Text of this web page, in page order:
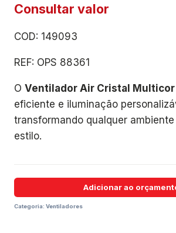
Consultar valor
COD: 149093
REF: OPS 88361
O Ventilador Air Cristal Multicor
eficiente e iluminação
transformando qualquer
estilo.
Adicionar ao
Categoria: Ventiladores